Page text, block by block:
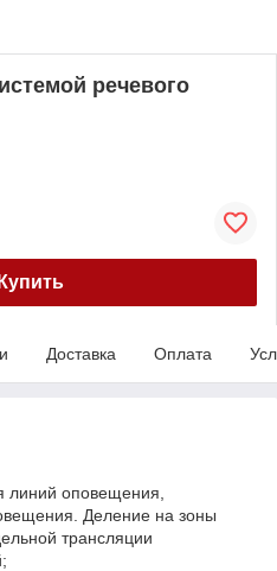
речевого
Купить
Доставка Оплата
линий оповещения,
Деление на зоны
трансляции